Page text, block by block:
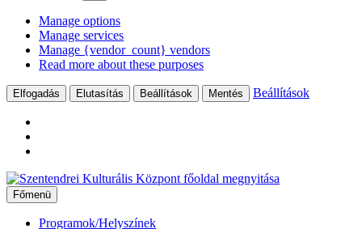
Manage options
Manage services
Manage {vendor_count} vendors
Read more about these purposes
Elfogadás Elutasítás Beállítások Mentés Beállítások
Ugrás
a
tartalomhoz
Főmenü
Programok/Helyszínek